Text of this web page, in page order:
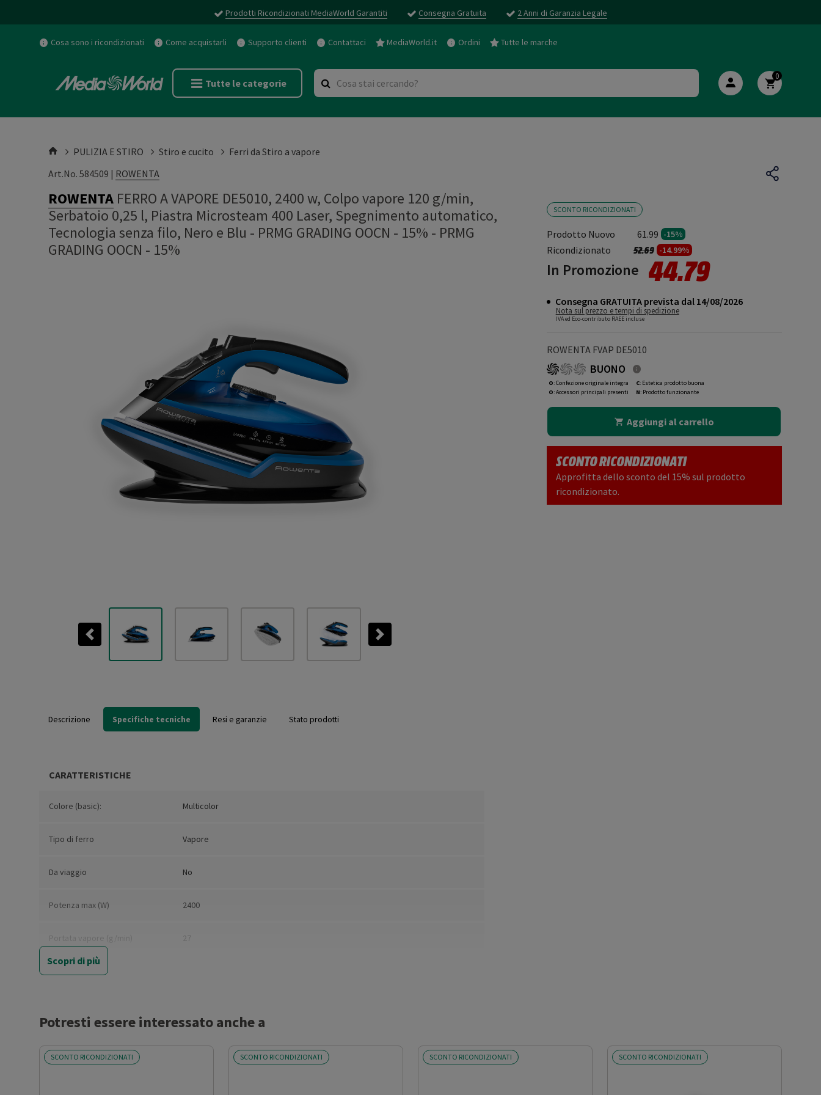
Prodotti Ricondizionati MediaWorld Garantiti Consegna Gratuita 2 Anni di Garanzia Legale
Cosa sono i ricondizionati Come acquistarli Supporto clienti Contattaci MediaWorld.it Ordini Tutte le marche
Tutte le categorie
0
PULIZIA E STIRO Stiro e cucito
Ferri da Stiro a vapore
Art.No. 584509 | ROWENTA
ROWENTA FERRO A VAPORE DE5010, 2400 w, Colpo vapore 120 g/min,
Serbatoio 0,25 l, Piastra Microsteam 400 Laser, Spegnimento automatico,
Tecnologia senza filo, Nero e Blu - PRMG GRADING OOCN - 15% - PRMG
GRADING OOCN - 15%
Previous Next
SCONTO RICONDIZIONATI
Prodotto Nuovo 61.99 -15%
Ricondizionato Prezzo ridotto da
52.69a-14.99%
In Promozione 44.79
Consegna GRATUITA prevista dal 14/08/2026
Nota sul prezzo e tempi di spedizione
IVA ed Eco-contributo RAEE incluse
ROWENTA FVAP DE5010
BUONO
O: Confezione originale integra
O: Accessori principali presenti
C: Estetica prodotto buona
N: Prodotto funzionante
Aggiungi al carrello
SCONTO RICONDIZIONATI
Approfitta dello sconto del 15% sul prodotto
ricondizionato.
Descrizione Specifiche tecniche Resi e garanzie Stato prodotti
CARATTERISTICHE
Colore (basic): Multicolor
Tipo di ferro Vapore
Da viaggio No
Potenza max (W) 2400
Portata vapore (g/min) 27
Supervapore (g/min)
Scopri di più
Potresti essere interessato anche a
SCONTO RICONDIZIONATI SCONTO RICONDIZIONATI SCONTO RICONDIZIONATI SCONTO RICONDIZIONATI